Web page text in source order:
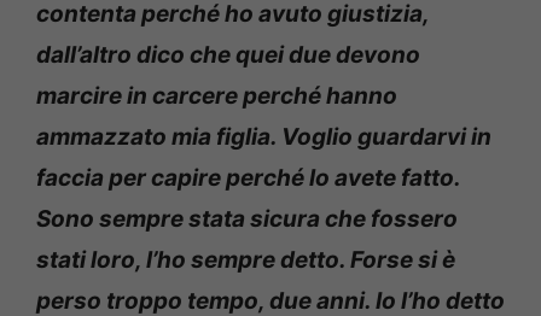
contenta perché ho avuto giustizia,
dall’altro dico che quei due devono
marcire in carcere perché hanno
ammazzato mia figlia. Voglio guardarvi in
faccia per capire perché lo avete fatto.
Sono sempre stata sicura che fossero
stati loro, l’ho sempre detto. Forse si è
perso troppo tempo, due anni. Io l’ho detto